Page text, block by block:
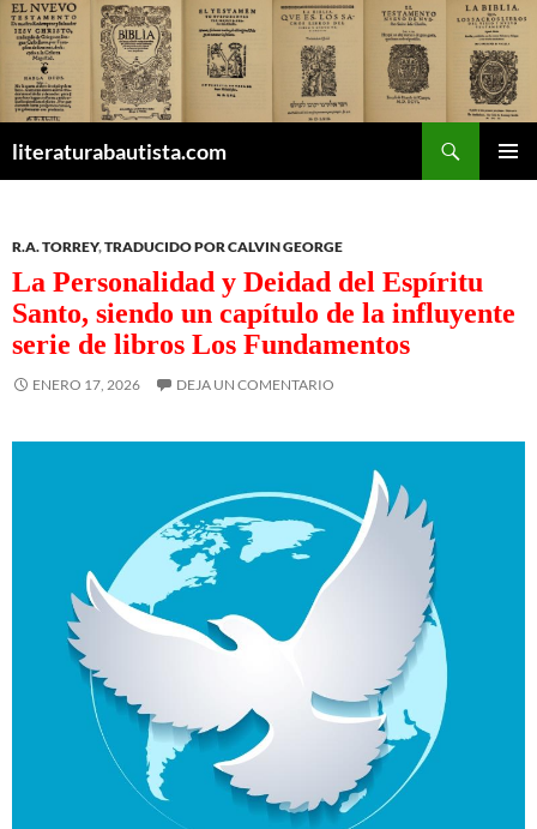
literaturabautista.com
R.A. TORREY,TRADUCIDO POR CALVIN GEORGE
La Personalidad y Deidad del Espíritu
Santo, siendo un capítulo de la influyente
serie de libros Los Fundamentos
ENERO 17, 2026 DEJA UN COMENTARIO